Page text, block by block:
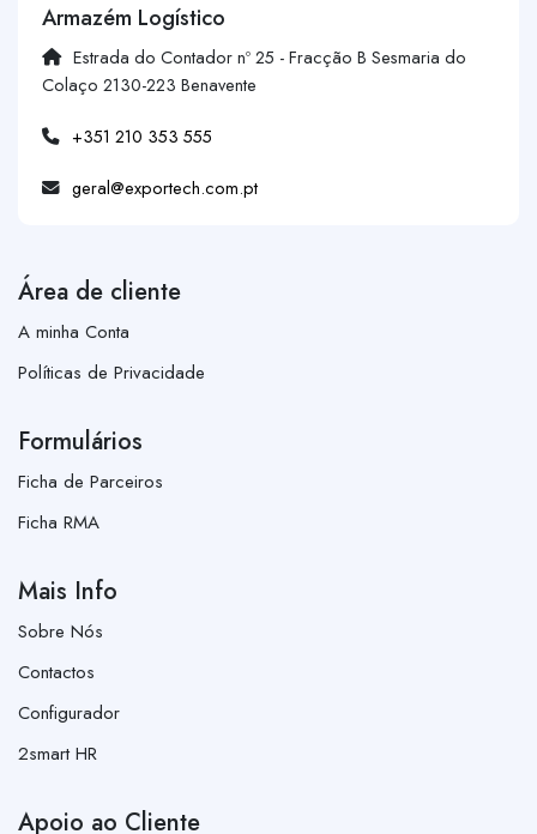
Armazém Logístico
Estrada do Contador nº 25 - Fracção B Sesmaria do
Colaço 2130-223 Benavente
+351 210 353 555
geral@exportech.com.pt
Área de cliente
A minha Conta
Políticas de Privacidade
Formulários
Ficha de Parceiros
Ficha RMA
Mais Info
Sobre Nós
Contactos
Configurador
2smart HR
Apoio ao Cliente